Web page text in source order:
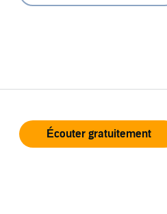
Écouter gratuitement